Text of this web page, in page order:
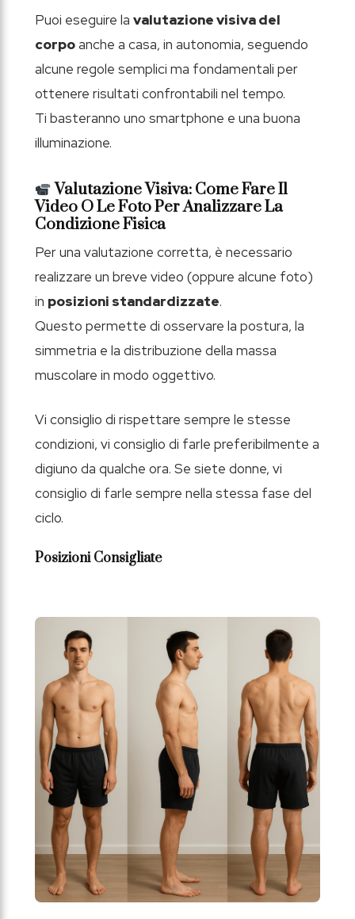
Puoi eseguire la valutazione visiva del
corpoanche a casa, in autonomia, seguendo
alcune regole semplici ma fondamentali per
ottenere risultati confrontabili nel tempo.
Ti basteranno uno smartphone e una buona
illuminazione.
Valutazione Visiva: Come Fare Il
Video O Le Foto Per Analizzare La
Condizione Fisica
Per una valutazione corretta, è necessario
realizzare un breve video (oppure alcune foto)
in posizioni standardizzate.
Questo permette di osservare la postura, la
simmetria e la distribuzione della massa
muscolare in modo oggettivo.
Vi consiglio di rispettare sempre le stesse
condizioni, vi consiglio di farle preferibilmente a
digiuno da qualche ora. Se siete donne, vi
consiglio di farle sempre nella stessa fase del
ciclo.
Posizioni Consigliate